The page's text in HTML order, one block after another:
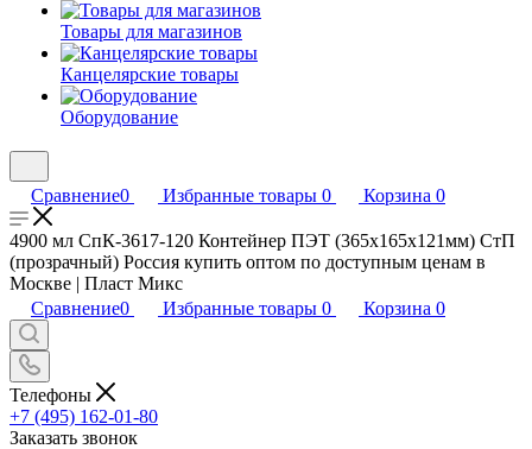
Товары для магазинов
Канцелярские товары
Оборудование
Сравнение0 Избранные товары 0 Корзина 0
4900 мл СпК-3617-120 Контейнер ПЭТ (365х165х121мм) СтП
(прозрачный) Россия купить оптом по доступным ценам в
Москве | Пласт Микс
Сравнение0 Избранные товары 0 Корзина 0
Телефоны
+7 (495) 162-01-80
Заказать звонок